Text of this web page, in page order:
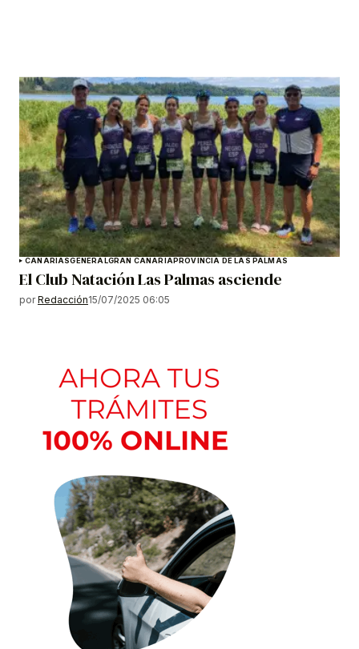
CANARIASGENERALGRAN CANARIAPROVINCIA DE LAS PALMAS
El Club Natación Las Palmas asciende
por Redacción15/07/2025 06:05